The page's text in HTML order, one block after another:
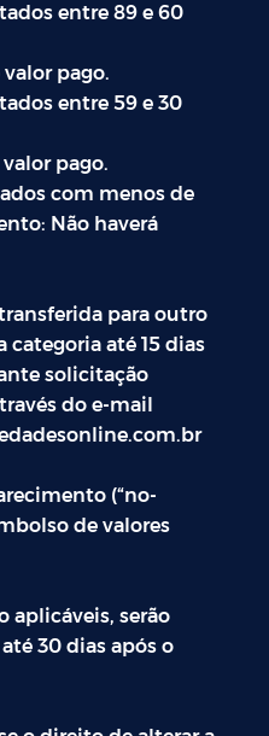
entre 89 e 60
pago.
entre 59 e 30
pago.
com menos de
Não haverá
para outro
até 15 dias
solicitação
do e-mail
(“no-
de valores
aplicáveis, serão
30 dias após o